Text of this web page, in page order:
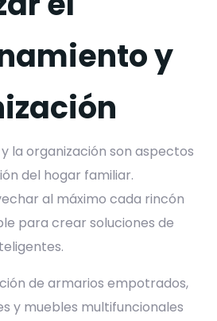
y
la organización son aspectos
del hogar familiar.
al máximo cada rincón
para crear soluciones de
de armarios empotrados,
y muebles multifuncionales